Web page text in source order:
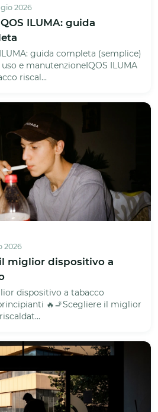
2026
ILUMA: guida
guida completa (semplice)
e manutenzioneIQOS ILUMA
riscal...
2026
miglior dispositivo a
dispositivo a tabacco
🔥🚬Scegliere il miglior